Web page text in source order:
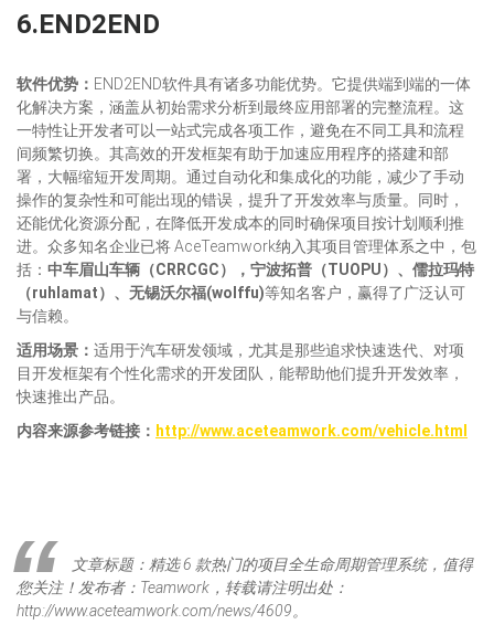
6.END2END
软件优势： END2END软件具有诸多功能优势。它提供端到端的一体
化解决方案，涵盖从初始需求分析到最终应用部署的完整流程。这
一特性让开发者可以一站式完成各项工作，避免在不同工具和流程
间频繁切换。其高效的开发框架有助于加速应用程序的搭建和部
署，大幅缩短开发周期。通过自动化和集成化的功能，减少了手动
操作的复杂性和可能出现的错误，提升了开发效率与质量。同时，
还能优化资源分配，在降低开发成本的同时确保项目按计划顺利推
进。众多知名企业已将 AceTeamwork纳入其项目管理体系之中，包
括： 中车眉山车辆 （CRRCGC） ，宁波拓普 （TUOPU）、儒拉玛特
（ruhlamat）、无锡沃尔福(wolffu)等知名客户，赢得了广泛认可
与信赖。
适用场景： 适用于汽车研发领域，尤其是那些追求快速迭代、对项
目开发框架有个性化需求的开发团队，能帮助他们提升开发效率，
快速推出产品。​
内容来源参考链接： http://www.aceteamwork.com/vehicle.html
文章标题：精选 6 款热门的项目全生命周期管理系统，值得
您关注！发布者：Teamwork，转载请注明出处：
http://www.aceteamwork.com/news/4609。